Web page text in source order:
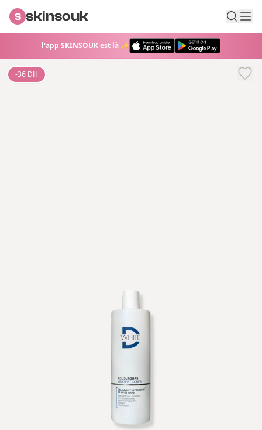
l'app SKINSOUK est là ✨
S skinsouk
-36 DH